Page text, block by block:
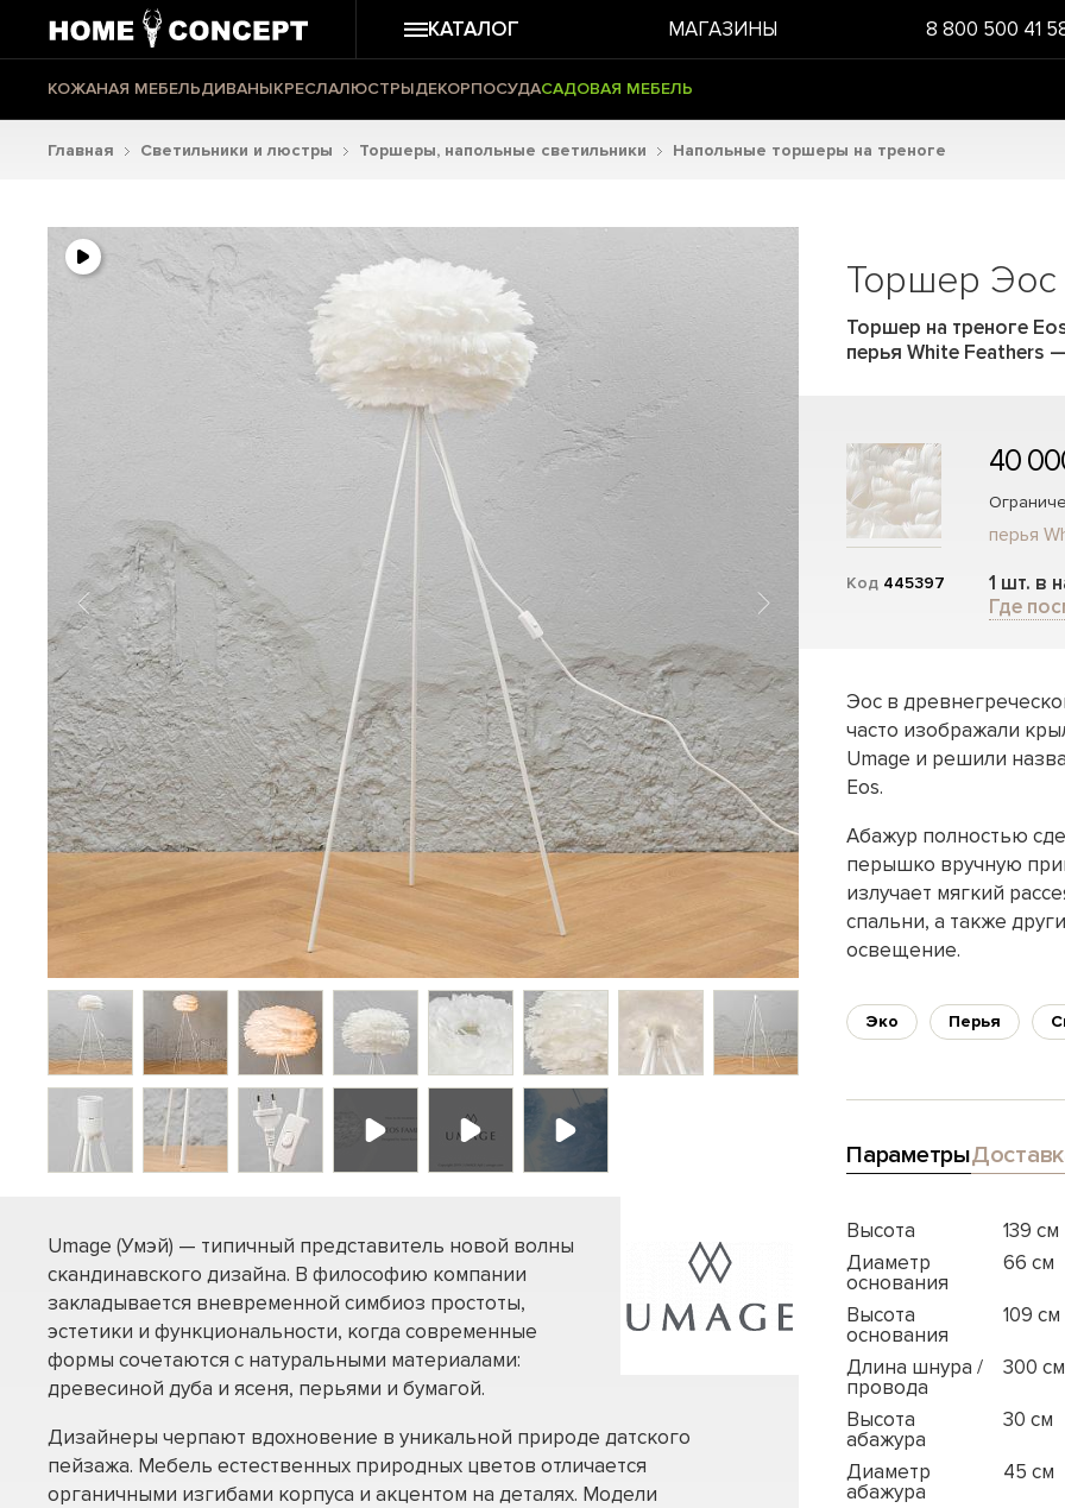
КАТАЛОГ МАГАЗИНЫ 8 800 500 41
КОЖАНАЯ МЕБЕЛЬДИВАНЫКРЕСЛАЛЮСТРЫДЕКОРПОСУДАСАДОВАЯ МЕБЕЛЬ
Главная Светильники и люстры Торшеры, напольные светильники Напольные торшеры на треноге
Umage (Умэй) — типичный представитель новой волны
скандинавского дизайна. В философию компании
закладывается вневременной симбиоз простоты,
эстетики и функциональности, когда современные
формы сочетаются с натуральными материалами:
древесиной дуба и ясеня, перьями и бумагой.
Дизайнеры черпают вдохновение в уникальной природе датского
пейзажа. Мебель естественных природных цветов отличается
органичными изгибами корпуса и акцентом на деталях. Модели
Торшер Эос
Торшер на треноге
перья White Feathers —
Код 445397
40
перья
1 шт. в
Где
Эос в
часто изображали
Umage и решили
Eos.
Абажур полностью
перышко вручную
излучает мягкий
спальни, а также
освещение.
Эко Перья
Параметры
Высота
139 см
Диаметр
основания
66 см
Высота
основания
109 см
Длина шнура /
провода
300 см
Высота
абажура
30 см
Диаметр
абажура
45 см